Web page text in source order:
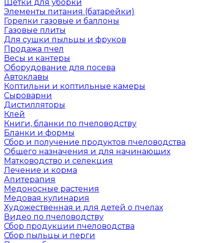
Щетки для уборки
Элементы питания (батарейки)
Горелки газовые и баллоны
Газовые плиты
Для сушки пыльцы и фруков
Продажа пчел
Весы и кантеры
Оборудование для посева
Автоклавы
Коптильни и коптильные камеры
Сыроварни
Дистилляторы
Клей
Книги, бланки по пчеловодству
Бланки и формы
Сбор и получение продуктов пчеловодства
Общего назначения и для начинающих
Матководство и селекция
Лечение и корма
Апитерапия
Медоносные растения
Медовая кулинария
Художественная и для детей о пчелах
Видео по пчеловодству
Сбор продукции пчеловодства
Сбор пыльцы и перги